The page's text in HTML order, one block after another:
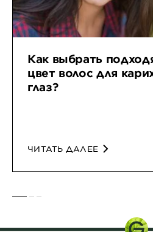
Как выбрать
цвет волос для
глаз?
ЧИТАТЬ ДАЛЕЕ